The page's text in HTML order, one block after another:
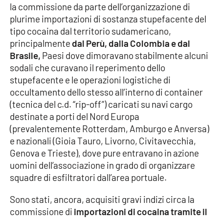
la commissione da parte dell’organizzazione di
plurime importazioni di sostanza stupefacente del
tipo cocaina dal territorio sudamericano,
principalmente dal Perù, dalla Colombia e dal
Brasile, Paesi dove dimoravano stabilmente alcuni
sodali che curavano il reperimento dello
stupefacente e le operazioni logistiche di
occultamento dello stesso all’interno di container
(tecnica del c.d. “rip-off”) caricati su navi cargo
destinate a porti del Nord Europa
(prevalentemente Rotterdam, Amburgo e Anversa)
e nazionali (Gioia Tauro, Livorno, Civitavecchia,
Genova e Trieste), dove pure entravano in azione
uomini dell’associazione in grado di organizzare
squadre di esfiltratori dall’area portuale.
Sono stati, ancora, acquisiti gravi indizi circa la
commissione di importazioni di cocaina tramite il